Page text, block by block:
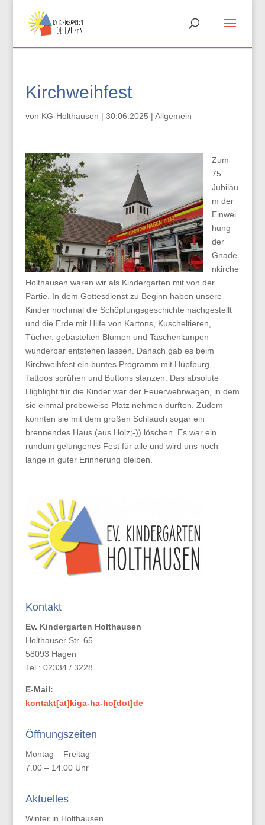
Kirchweihfest
von KG-Holthausen | 30.06.2025 | Allgemein
Zum
75.
Jubiläu
m der
Einwei
hung
der
Gnade
nkirche
Holthausen waren wir als Kindergarten mit von der
Partie. In dem Gottesdienst zu Beginn haben unsere
Kinder nochmal die Schöpfungsgeschichte nachgestellt
und die Erde mit Hilfe von Kartons, Kuscheltieren,
Tücher, gebastelten Blumen und Taschenlampen
wunderbar entstehen lassen. Danach gab es beim
Kirchweihfest ein buntes Programm mit Hüpfburg,
Tattoos sprühen und Buttons stanzen. Das absolute
Highlight für die Kinder war der Feuerwehrwagen, in dem
sie einmal probeweise Platz nehmen durften. Zudem
konnten sie mit dem großen Schlauch sogar ein
brennendes Haus (aus Holz;-)) löschen. Es war ein
rundum gelungenes Fest für alle und wird uns noch
lange in guter Erinnerung bleiben.
Kontakt
Ev. Kindergarten Holthausen
Holthauser Str. 65
58093 Hagen
Tel.: 02334 / 3228
E-Mail:
kontakt[at]kiga-ha-ho[dot]de
Öffnungszeiten
Montag – Freitag
7.00 – 14.00 Uhr
Aktuelles
Winter in Holthausen